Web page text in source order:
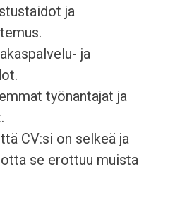
ja
ja
työnantajat ja
CV:si on selkeä ja
se erottuu muista